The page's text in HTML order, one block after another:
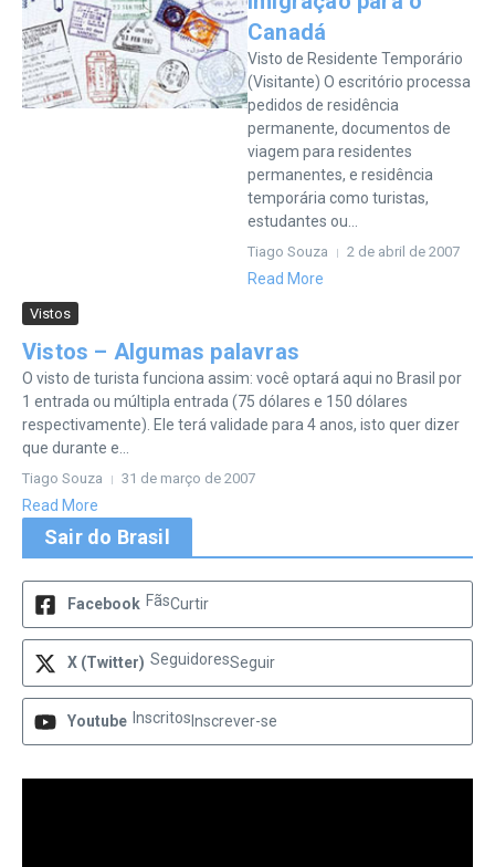
Canadá
Visto de Residente Temporário
(Visitante) O escritório processa
pedidos de residência
permanente, documentos de
viagem para residentes
permanentes, e residência
temporária como turistas,
estudantes ou...
Tiago Souza 2 de abril de 2007
Read More
Vistos
Vistos – Algumas palavras
O visto de turista funciona assim: você optará aqui no Brasil por
1 entrada ou múltipla entrada (75 dólares e 150 dólares
respectivamente). Ele terá validade para 4 anos, isto quer dizer
que durante e...
Tiago Souza 31 de março de 2007
Read More
Sair do Brasil
Facebook FãsCurtir
X (Twitter) SeguidoresSeguir
Youtube Inscritos Inscrever-se